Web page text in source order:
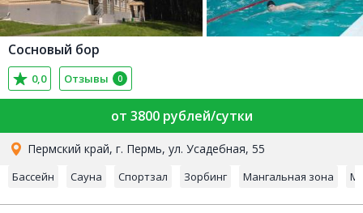
Сосновый бор
0,0 Отзывы 0
от 3800 рублей/сутки
Пермский край, г. Пермь, ул. Усадебная, 55
Бассейн Сауна Спортзал Зорбинг Мангальная зона